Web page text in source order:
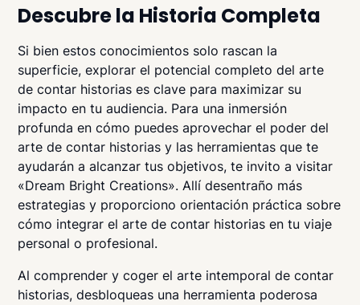
Descubre la Historia Completa
Si bien estos conocimientos solo rascan la
superficie, explorar el potencial completo del arte
de contar historias es clave para maximizar su
impacto en tu audiencia. Para una inmersión
profunda en cómo puedes aprovechar el poder del
arte de contar historias y las herramientas que te
ayudarán a alcanzar tus objetivos, te invito a visitar
«Dream Bright Creations». Allí desentraño más
estrategias y proporciono orientación práctica sobre
cómo integrar el arte de contar historias en tu viaje
personal o profesional.
Al comprender y coger el arte intemporal de contar
historias, desbloqueas una herramienta poderosa